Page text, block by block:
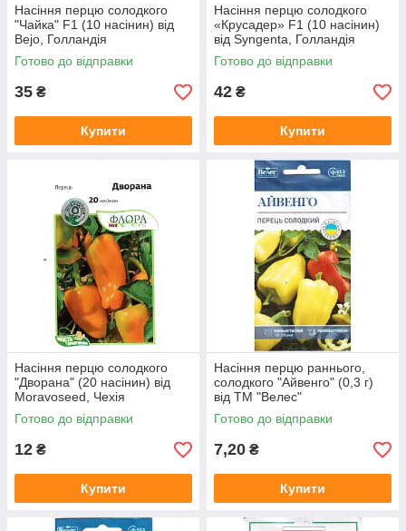
Насіння перцю солодкого
"Чайка" F1 (10 насінин) від
Bejo, Голландія
Готово до відправки
35 ₴
Купити
Насіння перцю солодкого
«Крусадер» F1 (10 насінин)
від Syngenta, Голландія
Готово до відправки
42 ₴
Купити
Насіння перцю солодкого
"Дворана" (20 насінин) від
Moravoseed, Чехія
Готово до відправки
12 ₴
Купити
Насіння перцю раннього,
солодкого "Айвенго" (0,3 г)
від ТМ "Велес"
Готово до відправки
7,20 ₴
Купити